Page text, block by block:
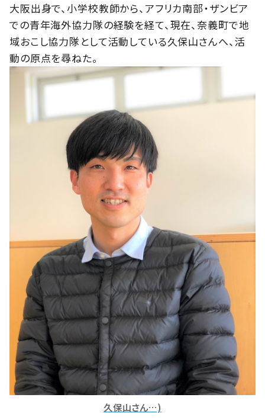
大阪出身で、小学校教師から、アフリカ南部・ザンビア
での青年海外協力隊の経験を経て、現在、奈義町で地
域おこし協力隊として活動している久保山さんへ、活
動の原点を尋ねた。
久保山さん…)